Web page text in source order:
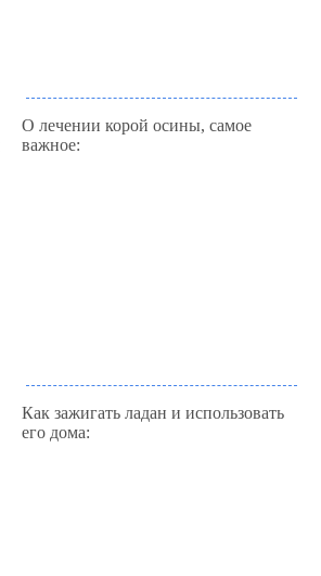
О лечении корой осины, самое
важное:
Как зажигать ладан и использовать
его дома: